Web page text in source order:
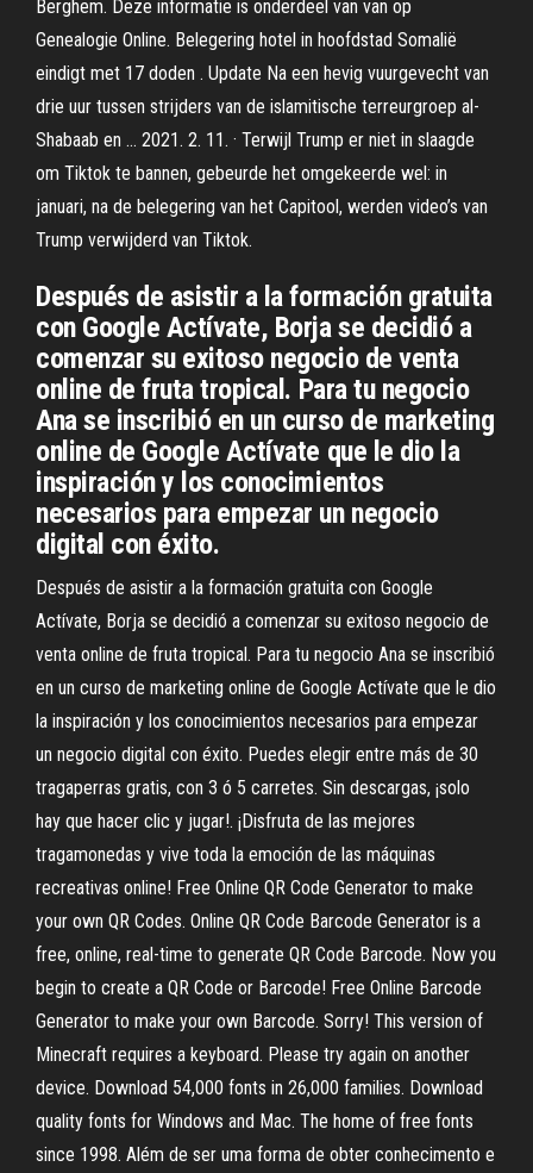
Berghem. Deze informatie is onderdeel van van op
Genealogie Online. Belegering hotel in hoofdstad Somalië
eindigt met 17 doden . Update Na een hevig vuurgevecht van
drie uur tussen strijders van de islamitische terreurgroep al-
Shabaab en … 2021. 2. 11. · Terwijl Trump er niet in slaagde
om Tiktok te bannen, gebeurde het omgekeerde wel: in
januari, na de belegering van het Capitool, werden video’s van
Trump verwijderd van Tiktok.
Después de asistir a la formación gratuita
con Google Actívate, Borja se decidió a
comenzar su exitoso negocio de venta
online de fruta tropical. Para tu negocio
Ana se inscribió en un curso de marketing
online de Google Actívate que le dio la
inspiración y los conocimientos
necesarios para empezar un negocio
digital con éxito.
Después de asistir a la formación gratuita con Google
Actívate, Borja se decidió a comenzar su exitoso negocio de
venta online de fruta tropical. Para tu negocio Ana se inscribió
en un curso de marketing online de Google Actívate que le dio
la inspiración y los conocimientos necesarios para empezar
un negocio digital con éxito. Puedes elegir entre más de 30
tragaperras gratis, con 3 ó 5 carretes. Sin descargas, ¡solo
hay que hacer clic y jugar!. ¡Disfruta de las mejores
tragamonedas y vive toda la emoción de las máquinas
recreativas online! Free Online QR Code Generator to make
your own QR Codes. Online QR Code Barcode Generator is a
free, online, real-time to generate QR Code Barcode. Now you
begin to create a QR Code or Barcode! Free Online Barcode
Generator to make your own Barcode. Sorry! This version of
Minecraft requires a keyboard. Please try again on another
device. Download 54,000 fonts in 26,000 families. Download
quality fonts for Windows and Mac. The home of free fonts
since 1998. Além de ser uma forma de obter conhecimento e